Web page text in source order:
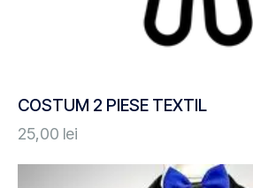
COSTUM 2 PIESE TEXTIL
25,00 lei